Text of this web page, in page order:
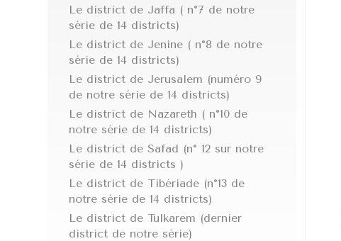
Le district de Jaffa ( n°7 de notre
série de 14 districts)
Le district de Jenine ( n°8 de notre
série de 14 districts)
Le district de Jerusalem (numéro 9
de notre série de 14 districts)
Le district de Nazareth ( n°10 de
notre série de 14 districts)
Le district de Safad (n° 12 sur notre
série de 14 districts )
Le district de Tibériade (n°13 de
notre série de 14 districts)
Le district de Tulkarem (dernier
district de notre série)